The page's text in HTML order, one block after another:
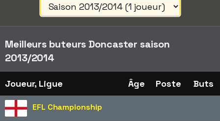
Meilleurs buteurs Doncaster saison
2013/2014
Joueur, Ligue Âge Poste Buts
EFL Championship